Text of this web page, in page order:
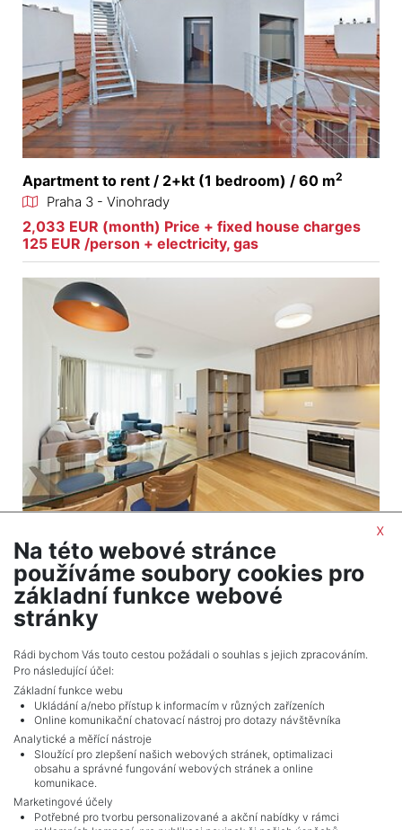
Apartment to rent / 2+kt (1 bedroom) / 60 m2
Praha 3 - Vinohrady
2,033 EUR (month) Price + fixed house charges
125 EUR /person + electricity, gas
Apartment to rent / 2+kt (1 bedroom) / 78 m
Praha 5 - Smíchov
2,200 EUR (month) Price rent 2.200 EUR including
all utilities + 12% VAT
Adverts total10.
x
Na této webové stránce
používáme soubory cookies pro
základní funkce webové
stránky
Rádi bychom Vás touto cestou požádali o souhlas s jejich zpracováním.
Pro následující účel:
Základní funkce webu
Ukládání a/nebo přístup k informacím v různých zařízeních
Online komunikační chatovací nástroj pro dotazy návštěvníka
Analytické a měřící nástroje
Sloužící pro zlepšení našich webových stránek, optimalizaci
obsahu a správné fungování webových stránek a online
komunikace.
Marketingové účely
Potřebné pro tvorbu personalizované a akční nabídky v rámci